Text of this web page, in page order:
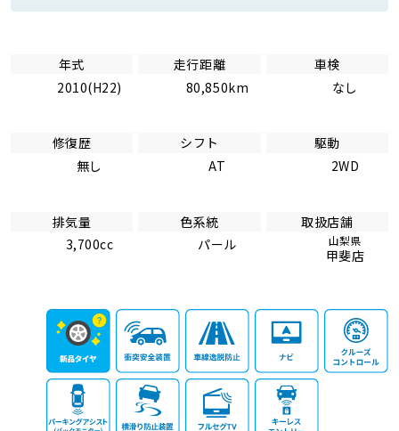
年式
2010(H22)
走行距離
80,850km
車検
なし
修復歴
無し
シフト
AT
駆動
2WD
排気量
3,700cc
色系統
パール
取扱店舗
山梨県
甲斐店